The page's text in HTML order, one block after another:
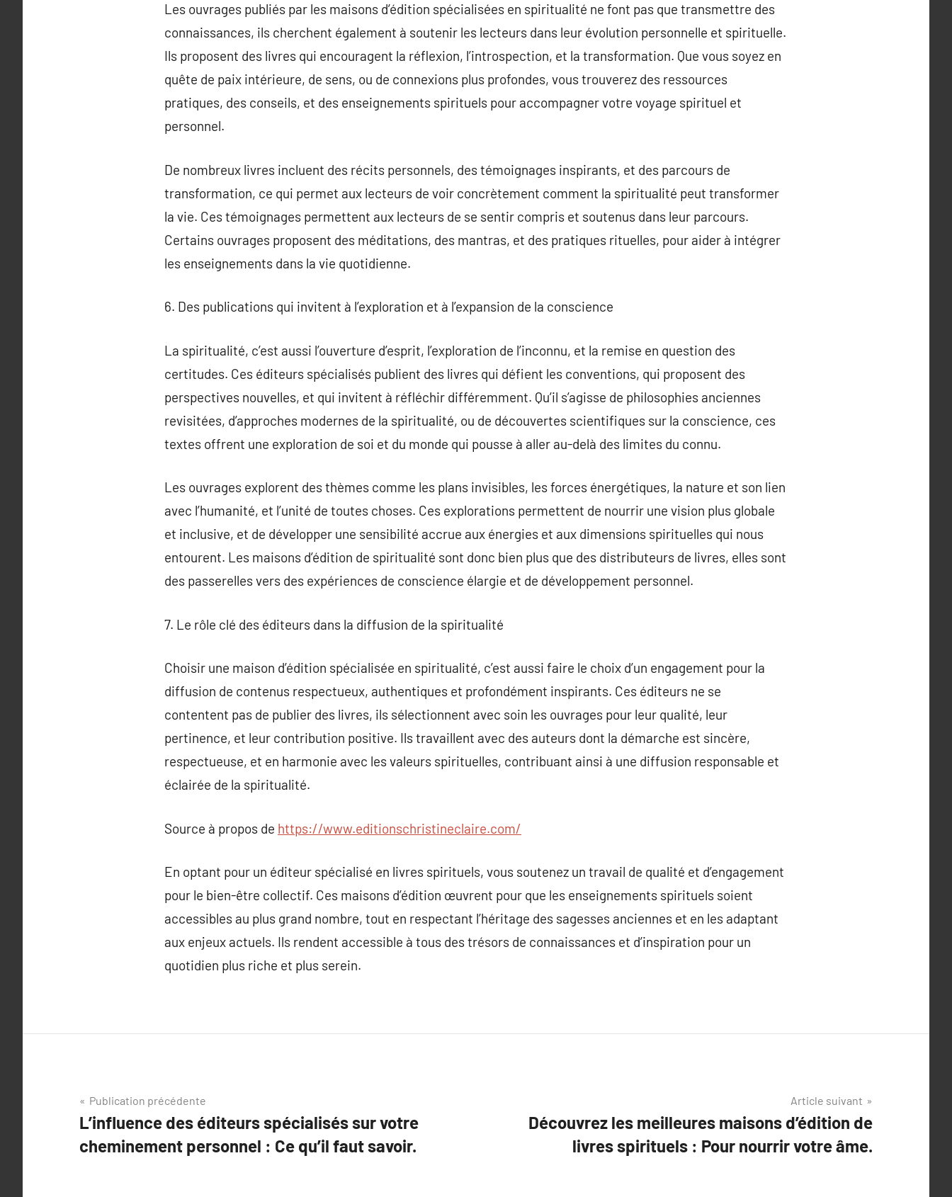
Les ouvrages publiés par les maisons d’édition spécialisées en spiritualité ne font pas que transmettre des
connaissances, ils cherchent également à soutenir les lecteurs dans leur évolution personnelle et spirituelle.
Ils proposent des livres qui encouragent la réflexion, l’introspection, et la transformation. Que vous soyez en
quête de paix intérieure, de sens, ou de connexions plus profondes, vous trouverez des ressources
pratiques, des conseils, et des enseignements spirituels pour accompagner votre voyage spirituel et
personnel.
De nombreux livres incluent des récits personnels, des témoignages inspirants, et des parcours de
transformation, ce qui permet aux lecteurs de voir concrètement comment la spiritualité peut transformer
la vie. Ces témoignages permettent aux lecteurs de se sentir compris et soutenus dans leur parcours.
Certains ouvrages proposent des méditations, des mantras, et des pratiques rituelles, pour aider à intégrer
les enseignements dans la vie quotidienne.
6. Des publications qui invitent à l’exploration et à l’expansion de la conscience
La spiritualité, c’est aussi l’ouverture d’esprit, l’exploration de l’inconnu, et la remise en question des
certitudes. Ces éditeurs spécialisés publient des livres qui défient les conventions, qui proposent des
perspectives nouvelles, et qui invitent à réfléchir différemment. Qu’il s’agisse de philosophies anciennes
revisitées, d’approches modernes de la spiritualité, ou de découvertes scientifiques sur la conscience, ces
textes offrent une exploration de soi et du monde qui pousse à aller au-delà des limites du connu.
Les ouvrages explorent des thèmes comme les plans invisibles, les forces énergétiques, la nature et son lien
avec l’humanité, et l’unité de toutes choses. Ces explorations permettent de nourrir une vision plus globale
et inclusive, et de développer une sensibilité accrue aux énergies et aux dimensions spirituelles qui nous
entourent. Les maisons d’édition de spiritualité sont donc bien plus que des distributeurs de livres, elles sont
des passerelles vers des expériences de conscience élargie et de développement personnel.
7. Le rôle clé des éditeurs dans la diffusion de la spiritualité
Choisir une maison d’édition spécialisée en spiritualité, c’est aussi faire le choix d’un engagement pour la
diffusion de contenus respectueux, authentiques et profondément inspirants. Ces éditeurs ne se
contentent pas de publier des livres, ils sélectionnent avec soin les ouvrages pour leur qualité, leur
pertinence, et leur contribution positive. Ils travaillent avec des auteurs dont la démarche est sincère,
respectueuse, et en harmonie avec les valeurs spirituelles, contribuant ainsi à une diffusion responsable et
éclairée de la spiritualité.
Source à propos de https://www.editionschristineclaire.com/
En optant pour un éditeur spécialisé en livres spirituels, vous soutenez un travail de qualité et d’engagement
pour le bien-être collectif. Ces maisons d’édition œuvrent pour que les enseignements spirituels soient
accessibles au plus grand nombre, tout en respectant l’héritage des sagesses anciennes et en les adaptant
aux enjeux actuels. Ils rendent accessible à tous des trésors de connaissances et d’inspiration pour un
quotidien plus riche et plus serein.
Navigation
de
l’article
Publication précédente
L’influence des éditeurs spécialisés sur votre
cheminement personnel : Ce qu’il faut savoir.
Article suivant
Découvrez les meilleures maisons d’édition de
livres spirituels : Pour nourrir votre âme.